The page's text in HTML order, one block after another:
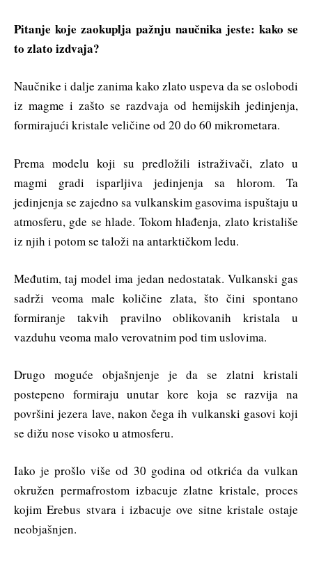
Pitanje koje zaokuplja pažnju naučnika jeste: kako se
to zlato izdvaja?
Naučnike i dalje zanima kako zlato uspeva da se oslobodi
iz magme i zašto se razdvaja od hemijskih jedinjenja,
formirajući kristale veličine od 20 do 60 mikrometara.
Prema modelu koji su predložili istraživači, zlato u
magmi gradi isparljiva jedinjenja sa hlorom. Ta
jedinjenja se zajedno sa vulkanskim gasovima ispuštaju u
atmosferu, gde se hlade. Tokom hlađenja, zlato kristališe
iz njih i potom se taloži na antarktičkom ledu.
Međutim, taj model ima jedan nedostatak. Vulkanski gas
sadrži veoma male količine zlata, što čini spontano
formiranje takvih pravilno oblikovanih kristala u
vazduhu veoma malo verovatnim pod tim uslovima.
Drugo moguće objašnjenje je da se zlatni kristali
postepeno formiraju unutar kore koja se razvija na
površini jezera lave, nakon čega ih vulkanski gasovi koji
se dižu nose visoko u atmosferu.
Iako je prošlo više od 30 godina od otkrića da vulkan
okružen permafrostom izbacuje zlatne kristale, proces
kojim Erebus stvara i izbacuje ove sitne kristale ostaje
neobjašnjen.